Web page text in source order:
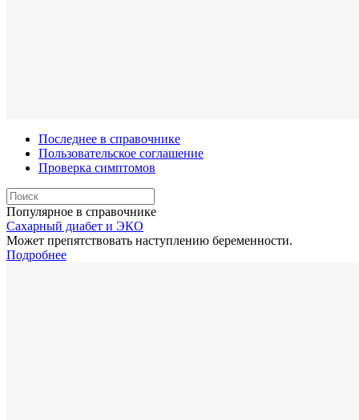
Последнее в справочнике
Пользовательское соглашение
Проверка симптомов
Популярное в справочнике
Сахарный диабет и ЭКО
Может препятствовать наступлению беременности.
Подробнее